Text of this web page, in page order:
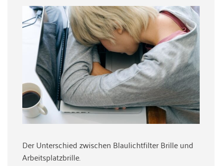
Der Unterschied zwischen Blaulichtfilter Brille und
Arbeitsplatzbrille.